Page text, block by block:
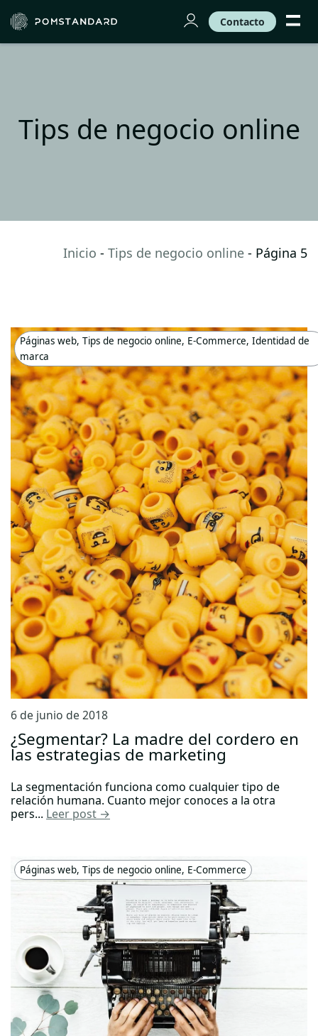
Contacto
Tips de negocio online
Inicio - Tips de negocio online - Página 5
Páginas web, Tips de negocio online, E-Commerce, Identidad de
marca
6 de junio de 2018
¿Segmentar? La madre del cordero en
las estrategias de marketing
La segmentación funciona como cualquier tipo de
relación humana. Cuanto mejor conoces a la otra
pers... Leer post →
Páginas web, Tips de negocio online, E-Commerce